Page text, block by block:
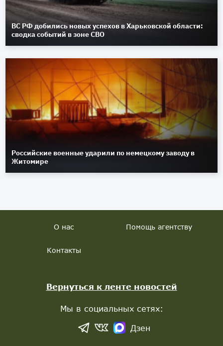
ВС РФ добились новых успехов в Харьковской области:
сводка событий в зоне СВО
Российские военные ударили по немецкому заводу в
Житомире
О нас Помощь агентству
Контакты
Вернуться к ленте новостей
Мы в социальных сетях:
Дзен